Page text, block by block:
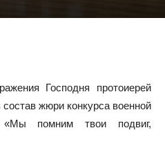
Господня протоиерей
жюри конкурса военной
«Мы помним твои подвиг,